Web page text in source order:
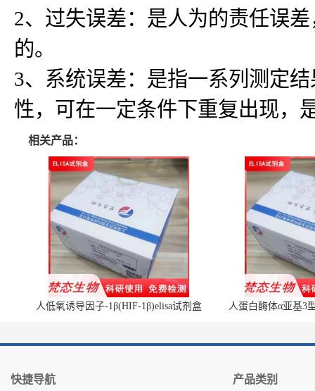
2、过失误差：是人为的责任误
的。
3、系统误差：是指一系列测定
性，可在一定条件下重复出现，
相关产品：
人低氧诱导因子-1β(HIF-1β)elisa试剂盒 人蛋白酶体α亚基3
快捷导航 产品类别